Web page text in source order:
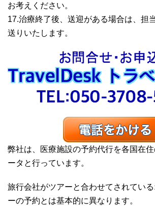
お考えください。
17.治療終了後、送迎がある場合は、担
送りいたします。
弊社は、医療施設の予約代行を各国在
ータと行っています。
旅行会社がツアーと合わせてされてい
ーの予約とは基本的に異なります。